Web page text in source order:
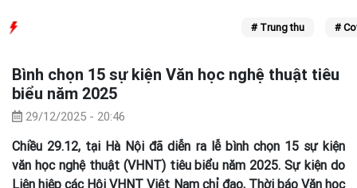
# Trung thu #
Bình chọn 15 sự kiện Văn học nghệ thuật tiêu
biểu năm 2025
29/12/2025 - 20:46
Chiều 29.12, tại Hà Nội đã diễn ra lễ bình chọn 15 sự kiện
văn học nghệ thuật (VHNT) tiêu biểu năm 2025. Sự kiện do
Liên hiệp các Hội VHNT Việt Nam chỉ đạo, Thời báo Văn học